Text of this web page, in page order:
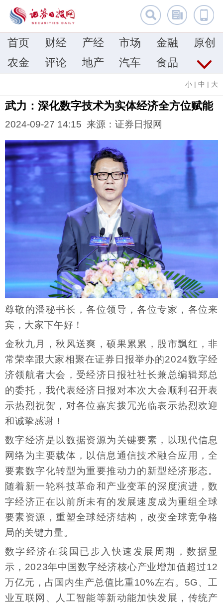
首页 财经 产经 市场 金融
原创
农金
评论 地产 汽车 食品
小 | 中 | 大
武力：深化数字技术为实体经济全方位赋能
2024-09-27 14:15 来源：证券日报网
尊敬的潘秘书长，各位领导，各位专家，各位来
宾，大家下午好！
金秋九月，秋风送爽，硕果累累，股市飘红，非
常荣幸跟大家相聚在证券日报举办的2024数字经
济领航者大会，受经济日报社社长兼总编辑郑总
的委托，我代表经济日报对本次大会顺利召开表
示热烈祝贺，对各位嘉宾拨冗光临表示热烈欢迎
和诚挚感谢！
数字经济是以数据资源为关键要素，以现代信息
网络为主要载体，以信息通信技术融合应用，全
要素数字化转型为重要推动力的新型经济形态。
随着新一轮科技革命和产业变革的深度演进，数
字经济正在以前所未有的发展速度成为重组全球
要素资源，重塑全球经济结构，改变全球竞争格
局的关键力量。
数字经济在我国已步入快速发展周期，数据显
示，2023年中国数字经济核心产业增加值超过12
万亿元，占国内生产总值比重10%左右。5G、工
业互联网、人工智能等新动能加快发展，传统产